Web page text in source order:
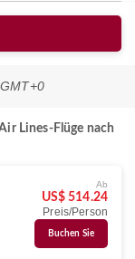
Lines-Flüge nach
Ab
US$ 514.24
Preis/Person
Buchen Sie